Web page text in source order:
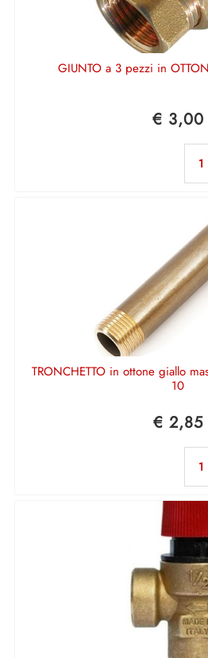
GIUNTO a 3 pezzi in
€ 3,00
TRONCHETTO in ottone giallo
10
€ 2,85